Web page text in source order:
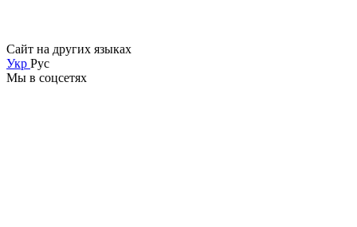
Сайт на других языках
Укр Рус
Мы в соцсетях